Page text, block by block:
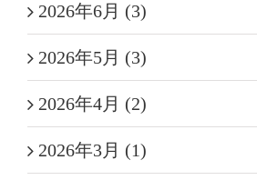
2026年6月 (3)
2026年5月 (3)
2026年4月 (2)
2026年3月 (1)